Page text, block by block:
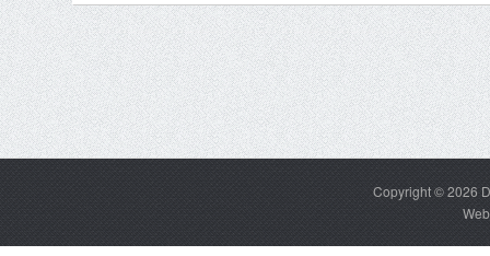
Copyright © 2026